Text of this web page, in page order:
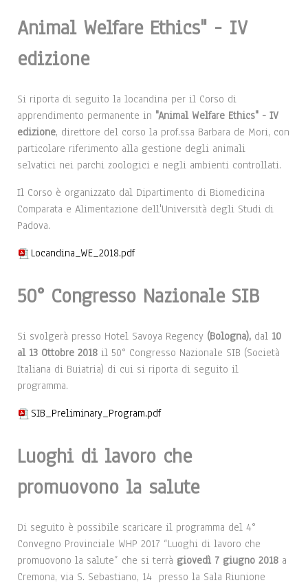
Animal Welfare Ethics" - IV
edizione
Si riporta di seguito la locandina per il Corso di
apprendimento permanente in "Animal Welfare Ethics" - IV
edizione, direttore del corso la prof.ssa Barbara de Mori, con
particolare riferimento alla gestione degli animali
selvatici nei parchi zoologici e negli ambienti controllati.
Il Corso è organizzato dal Dipartimento di Biomedicina
Comparata e Alimentazione dell'Università degli Studi di
Padova.
Locandina_WE_2018.pdf
50° Congresso Nazionale SIB
Si svolgerà presso Hotel Savoya Regency (Bologna), dal 10
al 13 Ottobre 2018 il 50° Congresso Nazionale SIB (Società
Italiana di Buiatria) di cui si riporta di seguito il
programma.
SIB_Preliminary_Program.pdf
Luoghi di lavoro che
promuovono la salute
Di seguito è possibile scaricare il programma del 4°
Convegno Provinciale WHP 2017 “Luoghi di lavoro che
promuovono la salute” che si terrà giovedì 7 giugno 2018 a
Cremona, via S. Sebastiano, 14 presso la Sala Riunione